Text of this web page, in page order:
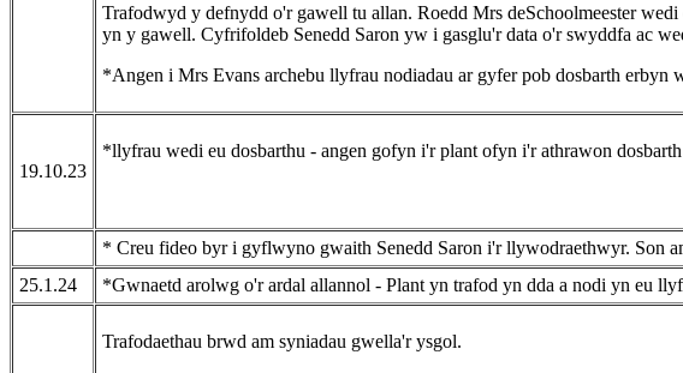
Trafodwyd y defnydd o'r gawell tu allan. Roedd Mrs deSchoolmeester
yn y gawell. Cyfrifoldeb Senedd Saron yw i gasglu'r data o'r swyddfa ac
*Angen i Mrs Evans archebu llyfrau nodiadau ar gyfer pob dosbarth erbyn
19.10.23
*llyfrau wedi eu dosbarthu - angen gofyn i'r plant ofyn i'r athrawon
* Creu fideo byr i gyflwyno gwaith Senedd Saron i'r llywodraethwyr. Son
25.1.24
*Gwnaetd arolwg o'r ardal allannol - Plant yn trafod yn dda a nodi yn eu
Trafodaethau brwd am syniadau gwella'r ysgol.